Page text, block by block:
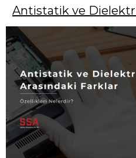
Antistatik ve